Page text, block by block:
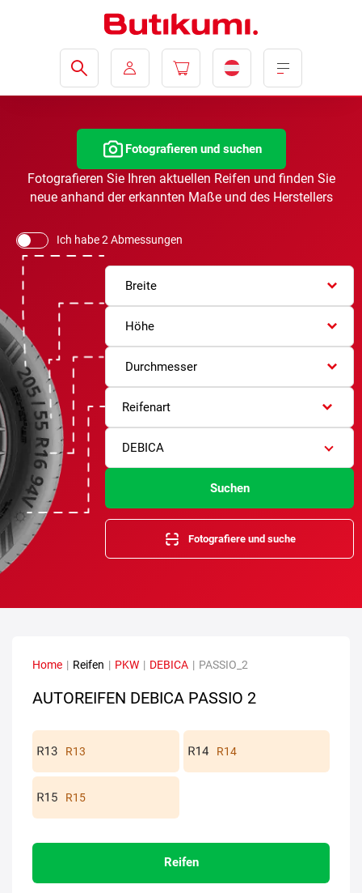
Fotografieren und suchen
Fotografieren Sie Ihren aktuellen Reifen und finden Sie
neue anhand der erkannten Maße und des Herstellers
Ich habe 2 Abmessungen
Breite
Höhe
Durchmesser
Reifenart
DEBICA
Suchen
Fotografiere und suche
Home | Reifen | PKW | DEBICA | PASSIO_2
AUTOREIFEN DEBICA PASSIO 2
R13 R14
R15
Reifen